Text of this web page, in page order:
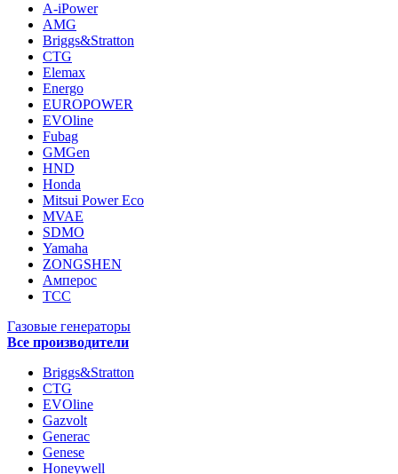
A-iPower
AMG
Briggs&Stratton
CTG
Elemax
Energo
EUROPOWER
EVOline
Fubag
GMGen
HND
Honda
Mitsui Power Eco
MVAE
SDMO
Yamaha
ZONGSHEN
Амперос
ТСС
Газовые генераторы
Все производители
Briggs&Stratton
CTG
EVOline
Gazvolt
Generac
Genese
Honeywell